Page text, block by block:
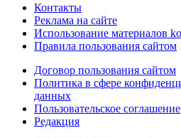
Контакты
Реклама на сайте
Использование материалов
Правила пользования сайтом
Договор пользования сайтом
Политика в сфере
данных
Пользовательское соглашение
Редакция